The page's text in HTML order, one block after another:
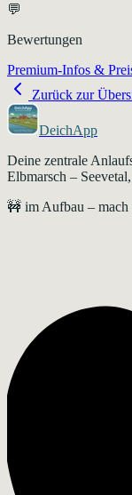
💬
Bewertungen
Premium-Infos &
Zurück zur
DeichApp
Deine zentrale
Elbmarsch –
🚧 im Aufbau – mach